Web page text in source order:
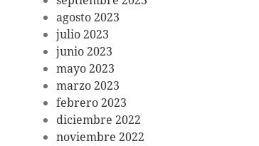
agosto 2023
julio 2023
junio 2023
mayo 2023
marzo 2023
febrero 2023
diciembre 2022
noviembre 2022